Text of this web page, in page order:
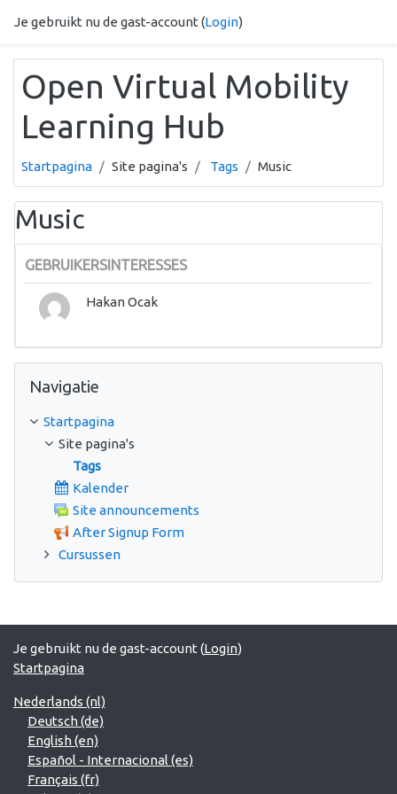
Je gebruikt nu de gast-account (Login)
Open Virtual Mobility
Learning Hub
Startpagina Site pagina's Tags Music
Music
GEBRUIKERSINTERESSES
Hakan Ocak
Navigatie
Startpagina
Site pagina's
Tags
Kalender
Site announcements
After Signup Form
Cursussen
Je gebruikt nu de gast-account (Login)
Startpagina
Nederlands ‎(nl)‎
Deutsch ‎(de)‎
English ‎(en)‎
Español - Internacional ‎(es)‎
Français ‎(fr)‎